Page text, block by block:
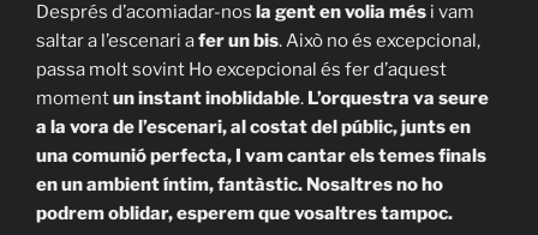
Després d’acomiadar-nos la gent en volia més i vam
saltar a l’escenari afer un bis. Això no és excepcional,
passa molt sovint Ho excepcional és fer d’aquest
momentun instant inoblidable. L’orquestra va seure
a la vora de l’escenari, al costat del públic, junts en
una comunió perfecta, I vam cantar els temes finals
en un ambient íntim, fantàstic. Nosaltres no ho
podrem oblidar, esperem que vosaltres tampoc.